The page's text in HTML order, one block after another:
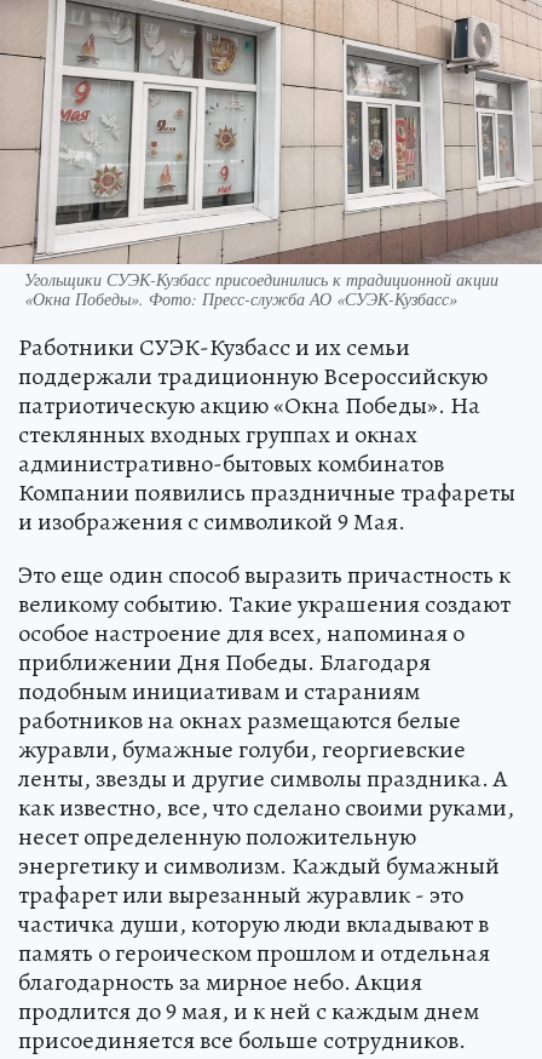
Угольщики СУЭК-Кузбасс присоединились к традиционной акции
«Окна Победы». Фото: Пресс-служба АО «СУЭК-Кузбасс»
Работники СУЭК-Кузбасс и их семьи
поддержали традиционную Всероссийскую
патриотическую акцию «Окна Победы». На
стеклянных входных группах и окнах
административно-бытовых комбинатов
Компании появились праздничные трафареты
и изображения с символикой 9 Мая.
Это еще один способ выразить причастность к
великому событию. Такие украшения создают
особое настроение для всех, напоминая о
приближении Дня Победы. Благодаря
подобным инициативам и стараниям
работников на окнах размещаются белые
журавли, бумажные голуби, георгиевские
ленты, звезды и другие символы праздника. А
как известно, все, что сделано своими руками,
несет определенную положительную
энергетику и символизм. Каждый бумажный
трафарет или вырезанный журавлик - это
частичка души, которую люди вкладывают в
память о героическом прошлом и отдельная
благодарность за мирное небо. Акция
продлится до 9 мая, и к ней с каждым днем
присоединяется все больше сотрудников.